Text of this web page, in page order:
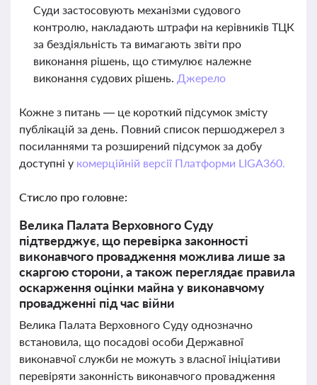
Суди застосовують механізми судового
контролю, накладають штрафи на керівників ТЦК
за бездіяльність та вимагають звіти про
виконання рішень, що стимулює належне
виконання судових рішень. Джерело
Кожне з питань — це короткий підсумок змісту
публікацій за день. Повний список першоджерел з
посиланнями та розширений підсумок за добу
доступні у комерційній версії Платформи LIGA360.
Стисло про головне:
Велика Палата Верховного Суду
підтверджує, що перевірка законності
виконавчого провадження можлива лише за
скаргою сторони, а також переглядає правила
оскарження оцінки майна у виконавчому
провадженні під час війни
Велика Палата Верховного Суду однозначно
встановила, що посадові особи Державної
виконавчої служби не можуть з власної ініціативи
перевіряти законність виконавчого провадження